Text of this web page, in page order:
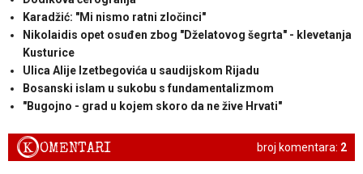
Karadžić: "Mi nismo ratni zločinci"
Nikolaidis opet osuđen zbog "Dželatovog šegrta" - klevetanja
Kusturice
Ulica Alije Izetbegovića u saudijskom Rijadu
Bosanski islam u sukobu s fundamentalizmom
"Bugojno - grad u kojem skoro da ne žive Hrvati"
broj komentara: 2
KOMENTARI